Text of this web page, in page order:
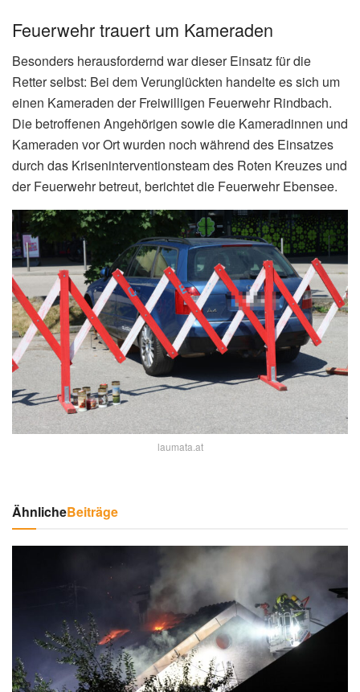
Feuerwehr trauert um Kameraden
Besonders herausfordernd war dieser Einsatz für die
Retter selbst: Bei dem Verunglückten handelte es sich um
einen Kameraden der Freiwilligen Feuerwehr Rindbach.
Die betroffenen Angehörigen sowie die Kameradinnen und
Kameraden vor Ort wurden noch während des Einsatzes
durch das Kriseninterventionsteam des Roten Kreuzes und
der Feuerwehr betreut, berichtet die Feuerwehr Ebensee.
laumata.at
ÄhnlicheBeiträge